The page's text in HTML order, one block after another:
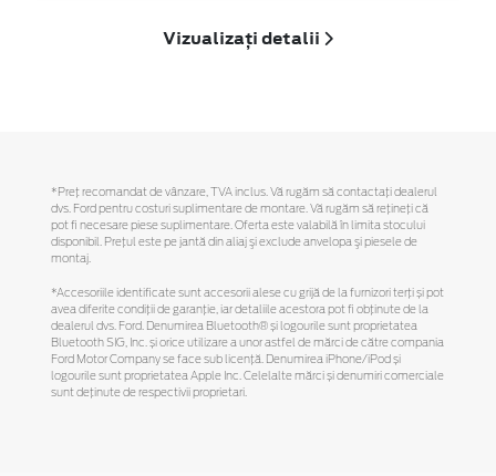
Vizualizați detalii
*Preţ recomandat de vânzare, TVA inclus. Vă rugăm să contactaţi dealerul
dvs. Ford pentru costuri suplimentare de montare. Vă rugăm să reţineţi că
pot fi necesare piese suplimentare. Oferta este valabilă în limita stocului
disponibil. Preţul este pe jantă din aliaj şi exclude anvelopa şi piesele de
montaj.
*Accesoriile identificate sunt accesorii alese cu grijă de la furnizori terți și pot
avea diferite condiții de garanție, iar detaliile acestora pot fi obținute de la
dealerul dvs. Ford. Denumirea Bluetooth® și logourile sunt proprietatea
Bluetooth SIG, Inc. și orice utilizare a unor astfel de mărci de către compania
Ford Motor Company se face sub licență. Denumirea iPhone/iPod și
logourile sunt proprietatea Apple Inc. Celelalte mărci și denumiri comerciale
sunt deținute de respectivii proprietari.